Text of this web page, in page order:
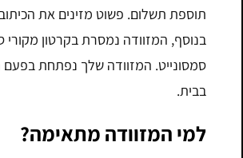
תוספת תשלום. פשוט מזינים את
בנוסף, המזוודה נמסרת בקרטון מקורי
סמסונייט. המזוודה שלך נפתחת בפעם
בבית.
למי המזוודה מתאימה?